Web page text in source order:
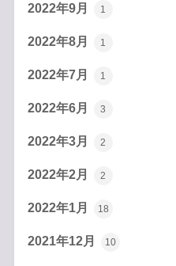
2022年9月 1
2022年8月 1
2022年7月 1
2022年6月 3
2022年3月 2
2022年2月 2
2022年1月 18
2021年12月 10